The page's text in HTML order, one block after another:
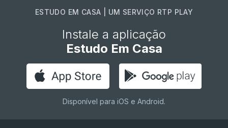
ESTUDO EM CASA | UM SERVIÇO RTP PLAY
Instale a aplicação
Estudo Em Casa
Disponível para iOS e Android.